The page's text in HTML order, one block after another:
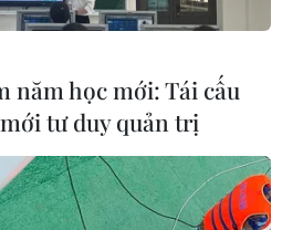
năm học mới: Tái cấu
tư duy quản trị